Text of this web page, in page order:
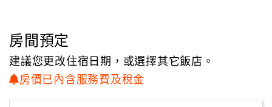
地
圖
顧
房間預定
建議您更改住宿日期，或選擇其它飯店。
房價已內含服務費及稅金